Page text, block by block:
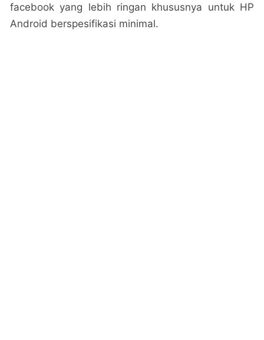
facebook yang lebih ringan khususnya untuk HP
Android berspesifikasi minimal.